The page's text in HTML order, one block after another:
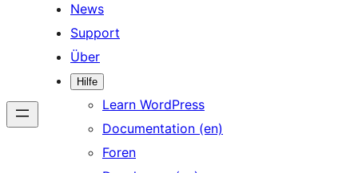
News
Support
Über
Hilfe
Learn WordPress
Documentation (en)
Foren